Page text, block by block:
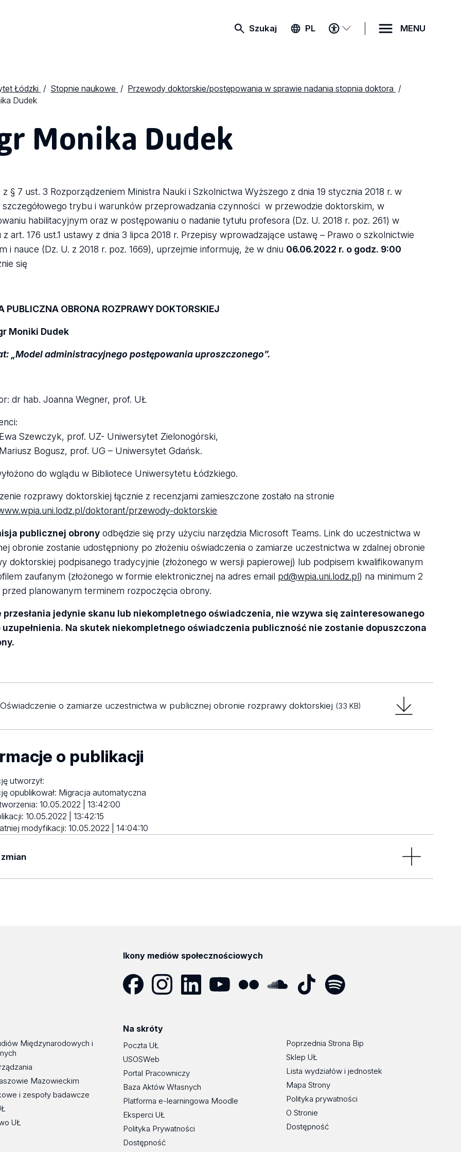
Szukaj PL
MENU
DOSTĘPNOŚCI
MENU
Łódzki Stopnie naukowe
Przewody doktorskie/postępowania w sprawie nadania stopnia doktora
Dudek
Monika Dudek
z § 7 ust. 3 Rozporządzeniem Ministra Nauki i Szkolnictwa Wyższego z dnia 19 stycznia 2018 r. w
szczegółowego trybu i warunków przeprowadzania czynności w przewodzie doktorskim, w
habilitacyjnym oraz w postępowaniu o nadanie tytułu profesora (Dz. U. 2018 r. poz. 261) w
z art. 176 ust.1 ustawy z dnia 3 lipca 2018 r. Przepisy wprowadzające ustawę – Prawo o szkolnictwie
i nauce (Dz. U. z 2018 r. poz. 1669), uprzejmie informuję, że w dniu 06.06.2022 r. o godz. 9:00
się
PUBLICZNA OBRONA ROZPRAWY DOKTORSKIEJ
Moniki Dudek
„Model administracyjnego postępowania uproszczonego”.
dr hab. Joanna Wegner, prof. UŁ
Szewczyk, prof. UZ- Uniwersytet Zielonogórski,
Bogusz, prof. UG – Uniwersytet Gdańsk.
do wglądu w Bibliotece Uniwersytetu Łódzkiego.
rozprawy doktorskiej łącznie z recenzjami zamieszczone zostało na stronie
doktorant/przewody-doktorskie
publicznej obrony odbędzie się przy użyciu narzędzia Microsoft Teams. Link do uczestnictwa w
obronie zostanie udostępniony po złożeniu oświadczenia o zamiarze uczestnictwa w zdalnej obronie
doktorskiej podpisanego tradycyjnie (złożonego w wersji papierowej) lub podpisem kwalifikowanym
zaufanym (złożonego w formie elektronicznej na adres email pd@wpia.uni.lodz.pl) na minimum 2
przed planowanym terminem rozpoczęcia obrony.
przesłania jedynie skanu lub niekompletnego oświadczenia, nie wzywa się zainteresowanego
uzupełnienia. Na skutek niekompletnego oświadczenia publiczność nie zostanie dopuszczona
Oświadczenie o zamiarze uczestnictwa w publicznej obronie rozprawy doktorskiej (33 KB)
o publikacji
utworzył:
opublikował: Migracja automatyczna
10.05.2022 | 13:42:00
10.05.2022 | 13:42:15
modyfikacji:10.05.2022 | 14:04:10
Ikony mediów społecznościowych
Międzynarodowych i
Mazowieckim
i zespoły badawcze
UŁ
Na skróty
Poczta UŁ
USOSWeb
Portal Pracowniczy
Baza Aktów Własnych
Platforma e-learningowa Moodle
Eksperci UŁ
Polityka Prywatności
Dostępność
Poprzednia Strona Bip
Sklep UŁ
Lista wydziałów i jednostek
Mapa Strony
Polityka prywatności
O Stronie
Dostępność